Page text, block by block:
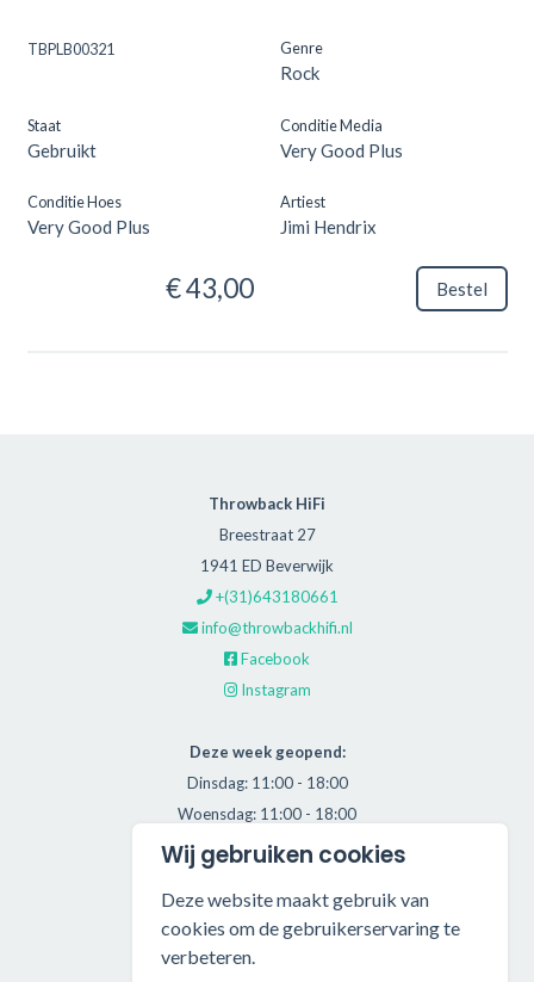
TBPLB00321 Genre
Rock
Staat
Gebruikt
Conditie Media
Very Good Plus
Conditie Hoes
Very Good Plus
Artiest
Jimi Hendrix
€ 43,00 Bestel
Throwback HiFi
Breestraat 27
1941 ED Beverwijk
+(31)643180661
info@throwbackhifi.nl
Facebook
Instagram
Deze week geopend:
Dinsdag: 11:00 - 18:00
Woensdag: 11:00 - 18:00
Donderdag: 11:00 - 21:00
Zaterdag: 11:00 - 17:00
Alle getoonde prijzen zijn incl. BTW.
Wij gebruiken cookies
Deze website maakt gebruik van
cookies om de gebruikerservaring te
verbeteren.